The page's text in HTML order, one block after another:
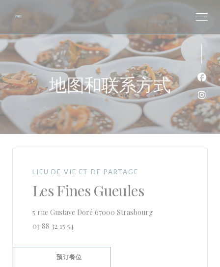
地图和联系方式
LIEU DE VIE ET DE PARTAGE
Les Fines Gueules
5 rue Gustave Doré 67000 Strasbourg((在新窗口中打开))
03 88 32 15 54
预订餐位